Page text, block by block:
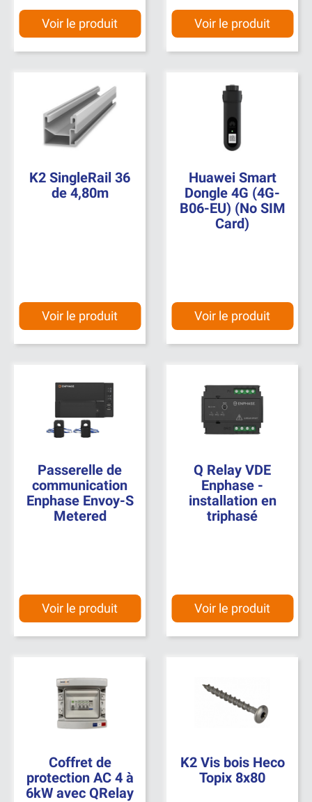
Voir le produit Voir le produit
K2 SingleRail 36
de 4,80m
Voir le produit
Huawei Smart
Dongle 4G (4G-
B06-EU) (No SIM
Card)
Voir le produit
Passerelle de
communication
Enphase Envoy-S
Metered
Voir le produit
Q Relay VDE
Enphase -
installation en
triphasé
Voir le produit
Coffret de
protection AC 4 à
6kW avec QRelay
K2 Vis bois Heco
Topix 8x80